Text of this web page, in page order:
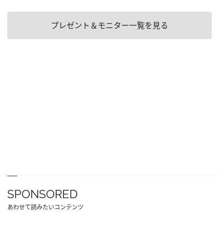
プレゼント＆モニター一覧を見る
SPONSORED
あわせて読みたいコンテンツ